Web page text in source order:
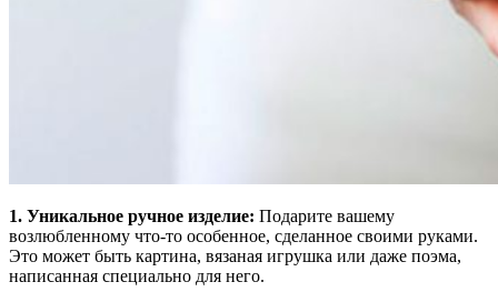
1. Уникальное ручное изделие: Подарите вашему
возлюбленному что-то особенное, сделанное своими руками.
Это может быть картина, вязаная игрушка или даже поэма,
написанная специально для него.